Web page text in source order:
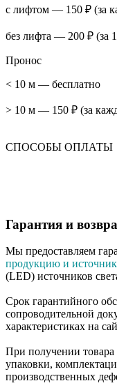
с лифтом — 150 ₽ (за
без лифта — 200 ₽ (за
Пронос
< 10 м — бесплатно
> 10 м — 150 ₽ (за
СПОСОБЫ ОПЛАТЫ
Гарантия и
Мы предоставляем
продукцию и
(LED) источников
Срок гарантийного
сопроводительной
характеристиках на
При получении товара
упаковки,
производственных